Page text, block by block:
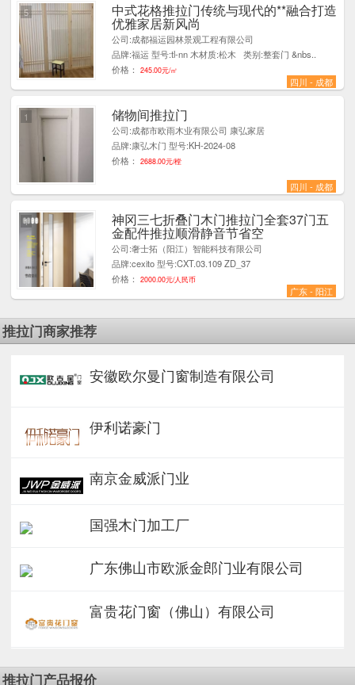
中式花格推拉门传统与现代的**融合打造
优雅家居新风尚
公司:成都福运园林景观工程有限公司
品牌:福运 型号:tl-nn 木材质:松木 类别:整套门 &nbs..
价格：
245.00元/㎡
四川 - 成都
5
储物间推拉门
公司:成都市欧雨木业有限公司 康弘家居
品牌:康弘木门 型号:KH-2024-08
价格：
2688.00元/樘
四川 - 成都
1
神冈三七折叠门木门推拉门全套37门五
金配件推拉顺滑静音节省空
公司:奢士拓（阳江）智能科技有限公司
品牌:cexito 型号:CXT.03.109 ZD_37
价格：
2000.00元/人民币
广东 - 阳江
1
推拉门商家推荐
安徽欧尔曼门窗制造有限公司
伊利诺豪门
南京金威派门业
国强木门加工厂
广东佛山市欧派金郎门业有限公司
富贵花门窗（佛山）有限公司
推拉门产品报价